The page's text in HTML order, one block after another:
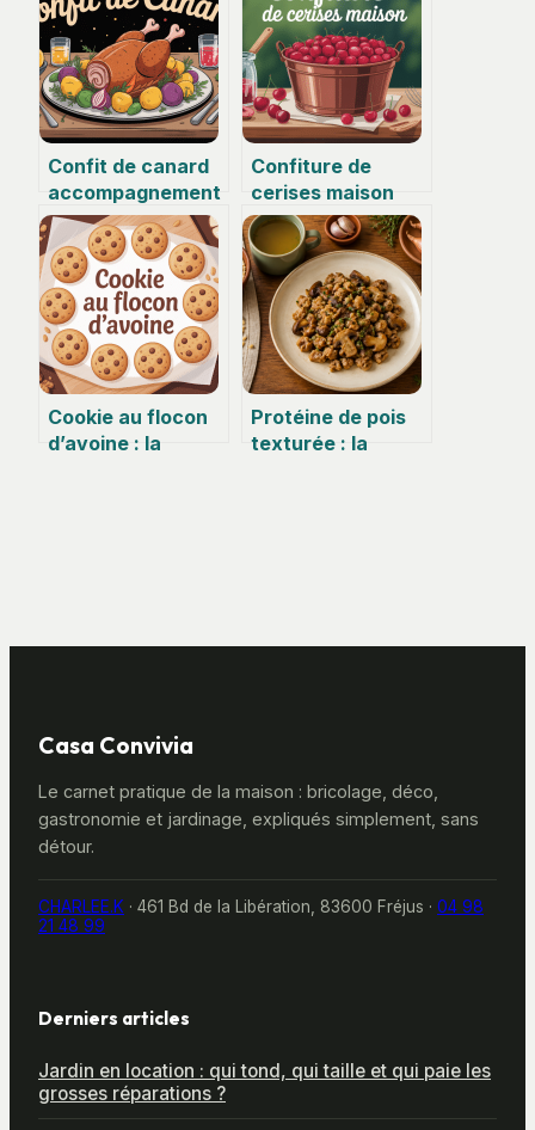
Confit de canard
accompagnement
: idées
gourmandes et
accords parfaits
Confiture de
cerises maison
réussir une
recette parfumée
et brillante
Cookie au flocon
d’avoine : la
Protéine de pois
texturée : la
Casa Convivia
Le carnet pratique de la maison : bricolage, déco,
gastronomie et jardinage, expliqués simplement, sans
détour.
CHARLEE.K · 461 Bd de la Libération, 83600 Fréjus · 04 98
21 48 99
Derniers articles
Jardin en location : qui tond, qui taille et qui paie les
grosses réparations ?